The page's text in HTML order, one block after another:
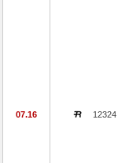
07.16 12324